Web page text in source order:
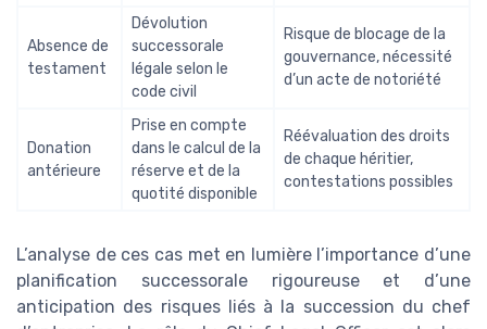
Absence de
testament
Dévolution
successorale
légale selon le
code civil
Risque de blocage de la
gouvernance, nécessité
d’un acte de notoriété
Donation
antérieure
Prise en compte
dans le calcul de la
réserve et de la
quotité disponible
Réévaluation des droits
de chaque héritier,
contestations possibles
L’analyse de ces cas met en lumière l’importance d’une
planification successorale rigoureuse et d’une
anticipation des risques liés à la succession du chef